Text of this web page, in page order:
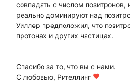
совпадать с числом позитронов,
реально доминируют над
Уиллер предположил, что
протонах и других частицах.
Спасибо за то, что вы с нами.
С любовью, Рителлинг favorite